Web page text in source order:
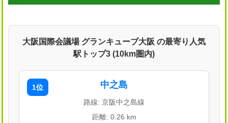
大阪国際会議場 グランキューブ大阪 の最寄り人気
駅トップ3 (10km圏内)
1位 中之島
路線: 京阪中之島線
距離: 0.26 km